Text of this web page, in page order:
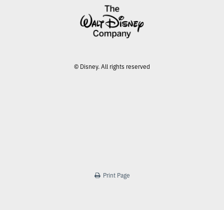
© Disney. All rights reserved
Print Page